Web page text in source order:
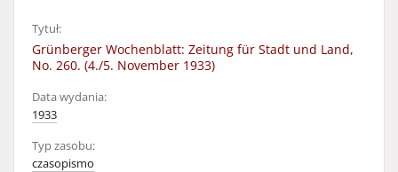
Tytuł:
Grünberger Wochenblatt: Zeitung für Stadt und Land,
No. 260. (4./5. November 1933)
Data wydania:
1933
Typ zasobu:
czasopismo